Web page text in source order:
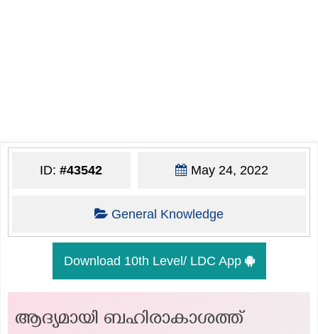
ID:#43542 May 24, 2022
General Knowledge
Download 10th Level/ LDC App
ആദ്യമായി ബഹിരാകാശത്ത്